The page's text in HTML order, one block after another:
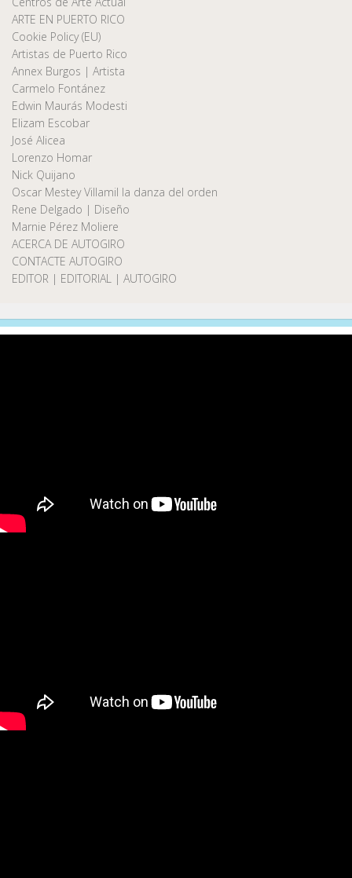
ARTE EN PUERTO RICO
Cookie Policy (EU)
Artistas de Puerto Rico
Annex Burgos | Artista
Carmelo Fontánez
Edwin Maurás Modesti
Elizam Escobar
José Alicea
Lorenzo Homar
Nick Quijano
Oscar Mestey Villamil la danza del orden
Rene Delgado | Diseño
Marnie Pérez Moliere
ACERCA DE AUTOGIRO
CONTACTE AUTOGIRO
EDITOR | EDITORIAL | AUTOGIRO